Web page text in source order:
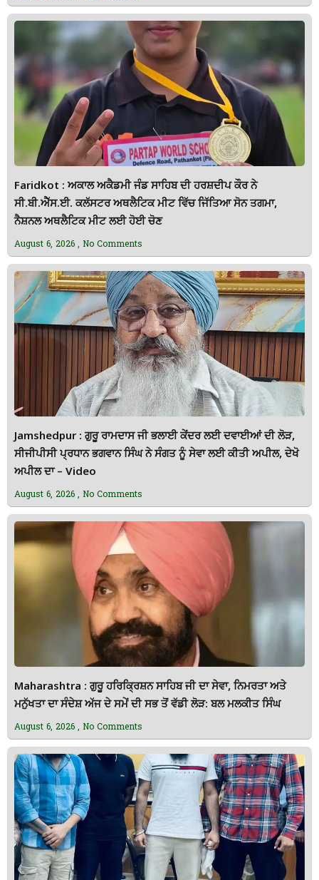
Faridkot : ਅਕਾਲ ਅਕੈਡਮੀ ਜੰਡ ਸਾਹਿਬ ਦੀ ਹਰਸ਼ਦੀਪ ਕੌਰ ਨੇ
ਸੀ.ਬੀ.ਐੱਸ.ਈ. ਕਲੱਸਟਰ ਅਥਲੈਟਿਕ ਮੀਟ ਵਿੱਚ ਜਿੱਤਿਆ ਸੋਨ ਤਗਮਾ,
ਨੈਸ਼ਨਲ ਅਥਲੈਟਿਕ ਮੀਟ ਲਈ ਹੋਈ ਚੋਣ
August 6, 2026 No Comments
Jamshedpur : ਗੁਰੂ ਰਾਮਦਾਸ ਜੀ ਭਲਾਈ ਕੇਂਦਰ ਲਈ ਦਵਾਈਆਂ ਦੀ ਲੋੜ,
ਸੀਜੀਪੀਸੀ ਪ੍ਰਧਾਨ ਭਗਵਾਨ ਸਿੰਘ ਨੇ ਸੰਗਤ ਨੂੰ ਸੇਵਾ ਲਈ ਕੀਤੀ ਅਪੀਲ, ਦੇਖੋ
ਅਪੀਲ ਦਾ – Video
August 6, 2026 No Comments
Maharashtra : ਗੁਰੂ ਹਰਿਕ੍ਰਿਸ਼ਨ ਸਾਹਿਬ ਜੀ ਦਾ ਸੇਵਾ, ਨਿਮਰਤਾ ਅਤੇ
ਮਨੁੱਖਤਾ ਦਾ ਸੰਦੇਸ਼ ਅੱਜ ਦੇ ਸਮੇਂ ਦੀ ਸਭ ਤੋਂ ਵੱਡੀ ਲੋੜ: ਬਲ ਮਲਕੀਤ ਸਿੰਘ
August 6, 2026 No Comments